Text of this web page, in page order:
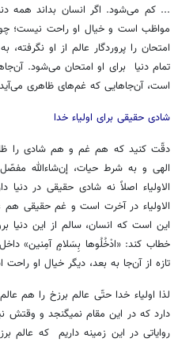
... کم می‌شود. اگر انسان بداند همه
مواظب است و خیال او راحت نیست؛ چون
امتحان را پروردگار عالم از او
تمام دنیا برای او امتحان می‌شود.
است، آن‌جاهایی که غم‌های ظاهری
شادی حقیقی برای اولیاء خدا
دقّت کنید که هم غم و هم شادی را
الهی و به شرط حیات، إن‌شاءالله
الاولیاء اصلاً نه شادی حقیقی در
الاولیاء در آخرت است و غم حقیقی هم
این است که انسان، سالم از این دنیا
خطاب کند: «ادْخُلُوها بِسَلامٍ آمِنين»
تازه از آن‌جا به بعد، دیگر خیال او
لذا اولیاء خدا حتّی عالم برزخ را هم
دارد که در این مقام نمی­گنجد و وقتش
روایاتی در این زمینه داریم که